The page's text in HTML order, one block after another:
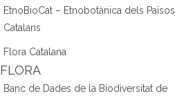
EtnoBioCat – Etnobotànica dels Països
Catalans
Flora Catalana
FLORA
Banc de Dades de la Biodiversitat de